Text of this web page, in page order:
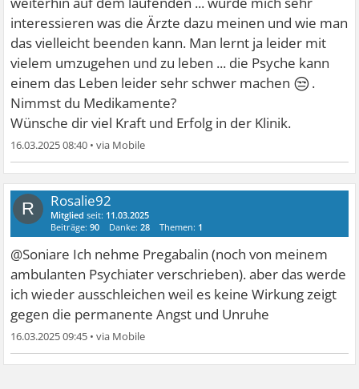
interessieren was die Ärzte dazu meinen und wie man
das vielleicht beenden kann. Man lernt ja leider mit
vielem umzugehen und zu leben ... die Psyche kann
einem das Leben leider sehr schwer machen 😒.
Nimmst du Medikamente?
Wünsche dir viel Kraft und Erfolg in der Klinik.
16.03.2025 08:40 •
R Rosalie92
Mitglied seit: 11.03.2025
Beiträge:90 Danke:28 Themen: 1
@Soniare Ich nehme Pregabalin (noch von meinem
ambulanten Psychiater verschrieben). aber das werde
ich wieder ausschleichen weil es keine Wirkung zeigt
gegen die permanente Angst und Unruhe
16.03.2025 09:45 •